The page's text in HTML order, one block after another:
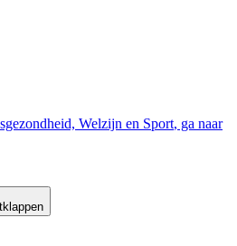
Welzijn en Sport, ga naar